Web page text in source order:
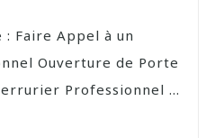
Faire Appel à un
Ouverture de Porte
Professionnel ...